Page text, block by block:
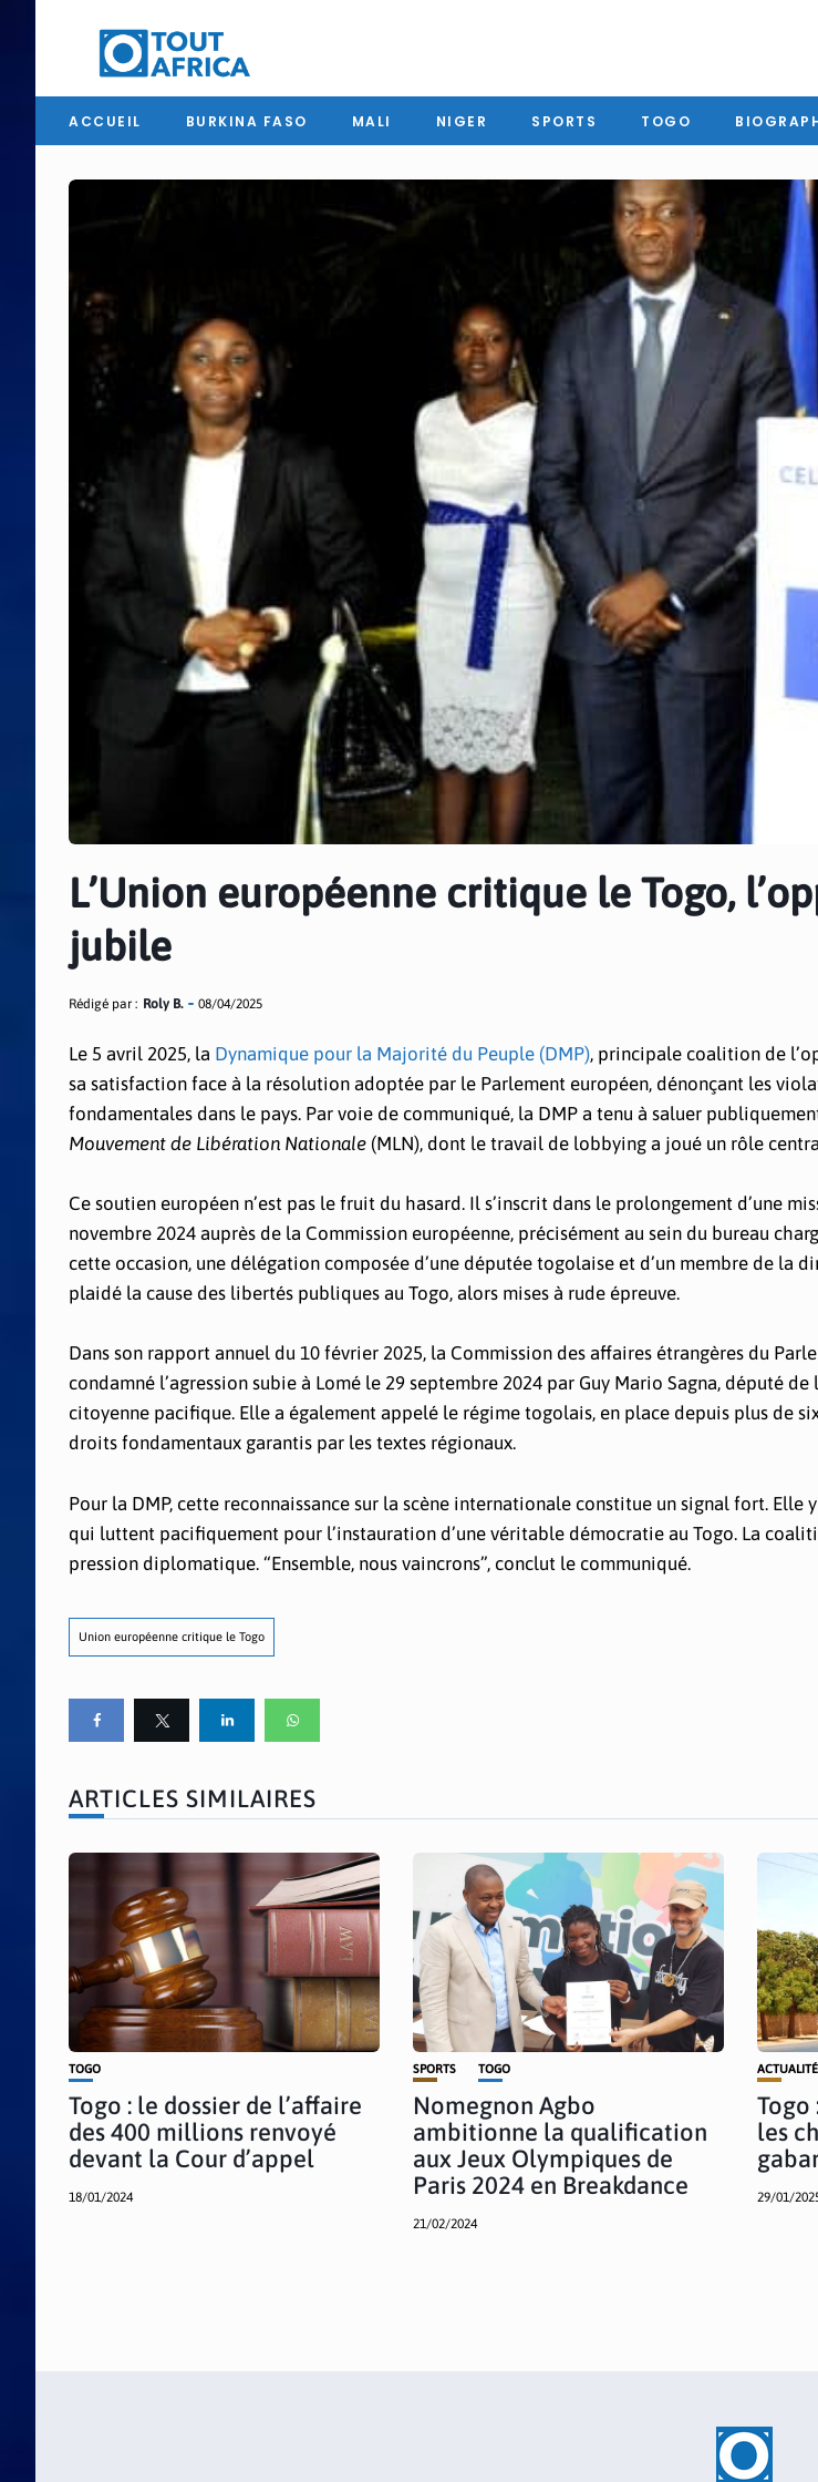
ACCUEIL BURKINA FASO MALI NIGER SPORTS TOGO
L’Union européenne critique le Togo,
jubile
Rédigé par : Roly B. 08/04/2025
Le 5 avril 2025, la Dynamique pour la Majorité du Peuple (DMP), principale coalition de
sa satisfaction face à la résolution adoptée par le Parlement européen, dénonçant les
fondamentales dans le pays. Par voie de communiqué, la DMP a tenu à saluer
Mouvement de Libération Nationale (MLN), dont le travail de lobbying a joué un rôle
Ce soutien européen n’est pas le fruit du hasard. Il s’inscrit dans le prolongement d’une
novembre 2024 auprès de la Commission européenne, précisément au sein du bureau
cette occasion, une délégation composée d’une députée togolaise et d’un membre de la
plaidé la cause des libertés publiques au Togo, alors mises à rude épreuve.
Dans son rapport annuel du 10 février 2025, la Commission des affaires étrangères du
condamné l’agression subie à Lomé le 29 septembre 2024 par Guy Mario Sagna, député de
citoyenne pacifique. Elle a également appelé le régime togolais, en place depuis plus de
droits fondamentaux garantis par les textes régionaux.
Pour la DMP, cette reconnaissance sur la scène internationale constitue un signal fort. Elle
qui luttent pacifiquement pour l’instauration d’une véritable démocratie au Togo. La
pression diplomatique. “Ensemble, nous vaincrons”, conclut le communiqué.
Union européenne critique le Togo
ARTICLES SIMILAIRES
TOGO
Togo : le dossier de l’affaire
des 400 millions renvoyé
devant la Cour d’appel
18/01/2024
SPORTS TOGO
Nomegnon Agbo
ambitionne la qualification
aux Jeux Olympiques de
Paris 2024 en Breakdance
21/02/2024
Togo
les
29/01/